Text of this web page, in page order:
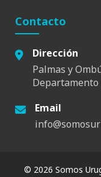
Contacto
Dirección
Palmas y
Email
© 2026 Somos